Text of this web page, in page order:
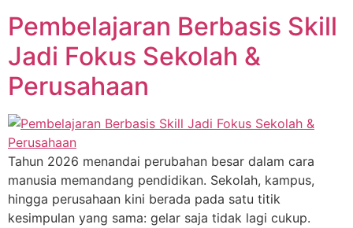
Pembelajaran Berbasis Skill
Jadi Fokus Sekolah &
Perusahaan
Tahun 2026 menandai perubahan besar dalam cara
manusia memandang pendidikan. Sekolah, kampus,
hingga perusahaan kini berada pada satu titik
kesimpulan yang sama: gelar saja tidak lagi cukup.